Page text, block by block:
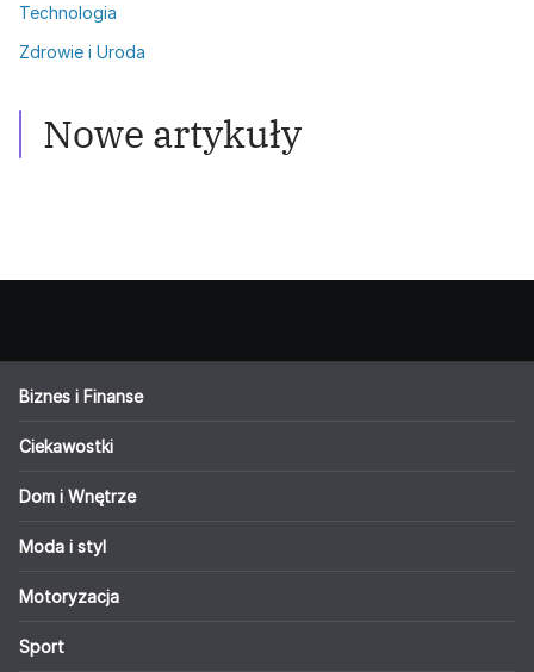
Technologia
Zdrowie i Uroda
Nowe artykuły
metody walki
Biznes i Finanse
Ciekawostki
Dom i Wnętrze
Moda i styl
Motoryzacja
Sport